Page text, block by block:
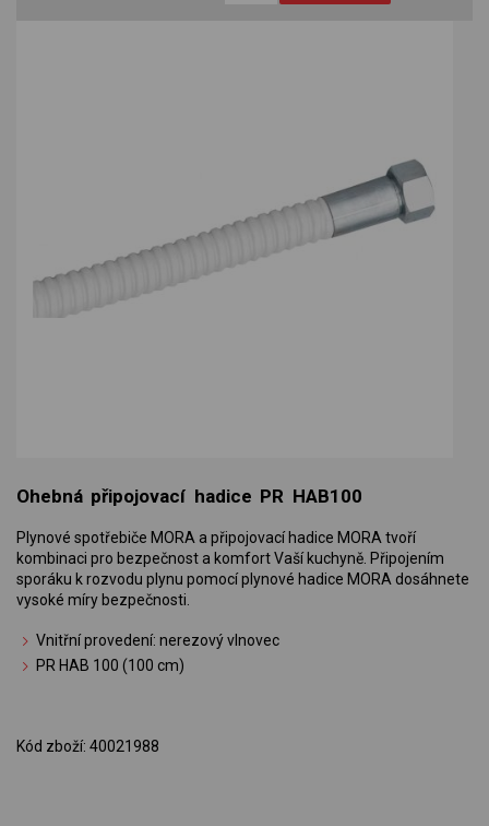
Ohebná připojovací hadice PR HAB100
Plynové spotřebiče MORA a připojovací hadice MORA tvoří
kombinaci pro bezpečnost a komfort Vaší kuchyně. Připojením
sporáku k rozvodu plynu pomocí plynové hadice MORA dosáhnete
vysoké míry bezpečnosti.
Vnitřní provedení: nerezový vlnovec
PR HAB 100 (100 cm)
Kód zboží: 40021988